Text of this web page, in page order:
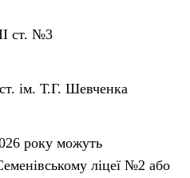
ст. №3
ім. Т.Г. Шевченка
року можуть
ліцеї №2 або